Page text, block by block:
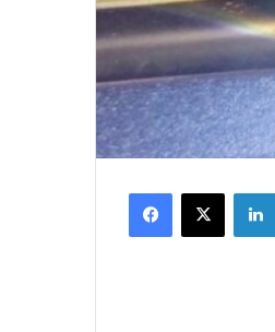
Facebook
X